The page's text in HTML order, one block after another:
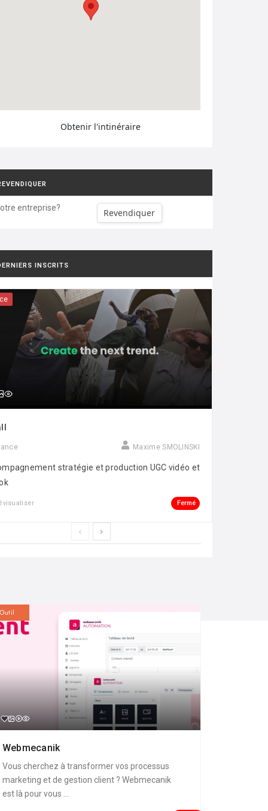
Obtenir l'intinéraire
entreprise? Revendiquer
INSCRITS
Maxime SMOLINSKI
stratégie et production UGC vidéo et
Fermé
Webmecanik
Vous cherchez à transformer vos processus
marketing et de gestion client ? Webmecanik
est là pour vous ...